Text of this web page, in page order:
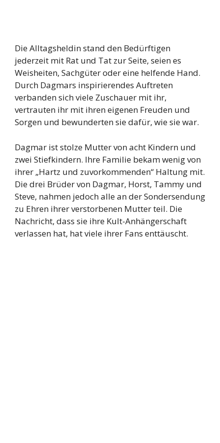
Die Alltagsheldin stand den Bedürftigen
jederzeit mit Rat und Tat zur Seite, seien es
Weisheiten, Sachgüter oder eine helfende Hand.
Durch Dagmars inspirierendes Auftreten
verbanden sich viele Zuschauer mit ihr,
vertrauten ihr mit ihren eigenen Freuden und
Sorgen und bewunderten sie dafür, wie sie war.
Dagmar ist stolze Mutter von acht Kindern und
zwei Stiefkindern. Ihre Familie bekam wenig von
ihrer „Hartz und zuvorkommenden“ Haltung mit.
Die drei Brüder von Dagmar, Horst, Tammy und
Steve, nahmen jedoch alle an der Sondersendung
zu Ehren ihrer verstorbenen Mutter teil. Die
Nachricht, dass sie ihre Kult-Anhängerschaft
verlassen hat, hat viele ihrer Fans enttäuscht.